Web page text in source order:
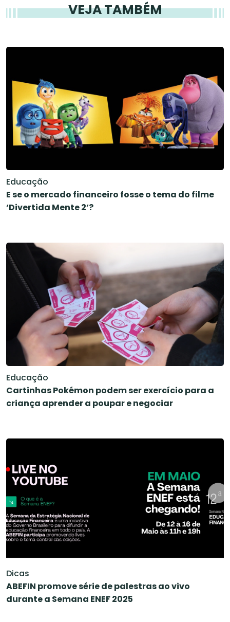
VEJA TAMBÉM
Educação
E se o mercado financeiro fosse o tema do filme
‘Divertida Mente 2’?
Educação
Cartinhas Pokémon podem ser exercício para a
criança aprender a poupar e negociar
Dicas
ABEFIN promove série de palestras ao vivo
durante a Semana ENEF 2025